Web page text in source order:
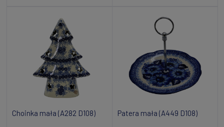
Choinka mała (A282 D108) Patera mała (A449 D108)